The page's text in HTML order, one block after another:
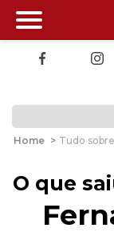
Home > Tudo
O que